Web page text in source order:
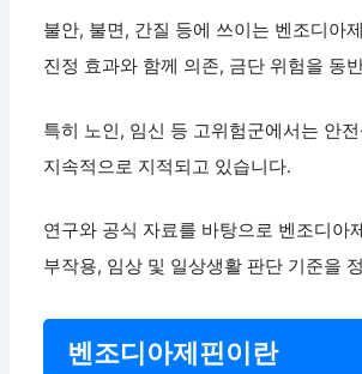
불안, 불면, 간질 등에 쓰이는 벤조디아
진정 효과와 함께 의존, 금단 위험을 동
특히 노인, 임신 등 고위험군에서는 안
지속적으로 지적되고 있습니다.
연구와 공식 자료를 바탕으로 벤조디아
부작용, 임상 및 일상생활 판단 기준을
벤조디아제핀이란